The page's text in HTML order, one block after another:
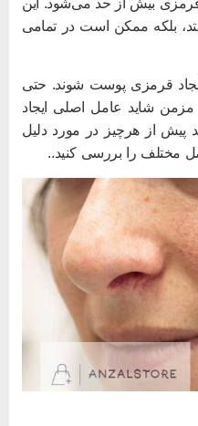
بیش از حد می‌شود. این
بلکه ممکن است در تمامی
قرمزی پوست شوند. حتی
شاید عامل اصلی ایجاد
از هرچیز در مورد دلیل
مختلف را بررسی کنید..